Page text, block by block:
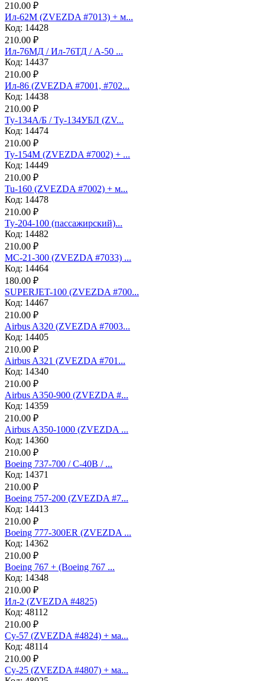
210.00 ₽
Ил-62М (ZVEZDA #7013) + м...
Код: 14428
210.00 ₽
Ил-76МД / Ил-76ТД / А-50 ...
Код: 14437
210.00 ₽
Ил-86 (ZVEZDA #7001, #702...
Код: 14438
210.00 ₽
Ту-134А/Б / Ту-134УБЛ (ZV...
Код: 14474
210.00 ₽
Ту-154М (ZVEZDA #7002) + ...
Код: 14449
210.00 ₽
Tu-160 (ZVEZDA #7002) + м...
Код: 14478
210.00 ₽
Ту-204-100 (пассажирский)...
Код: 14482
210.00 ₽
МС-21-300 (ZVEZDA #7033) ...
Код: 14464
180.00 ₽
SUPERJET-100 (ZVEZDA #700...
Код: 14467
210.00 ₽
Аirbus A320 (ZVEZDA #7003...
Код: 14405
210.00 ₽
Аirbus A321 (ZVEZDA #701...
Код: 14340
210.00 ₽
Airbus A350-900 (ZVEZDA #...
Код: 14359
210.00 ₽
Airbus A350-1000 (ZVEZDA ...
Код: 14360
210.00 ₽
Boeing 737-700 / C-40B / ...
Код: 14371
210.00 ₽
Boeing 757-200 (ZVEZDA #7...
Код: 14413
210.00 ₽
Boeing 777-300ER (ZVEZDA ...
Код: 14362
210.00 ₽
Boeing 767 + (Boeing 767 ...
Код: 14348
210.00 ₽
Ил-2 (ZVEZDA #4825)
Код: 48112
210.00 ₽
Су-57 (ZVEZDA #4824) + ма...
Код: 48114
210.00 ₽
Су-25 (ZVEZDA #4807) + ма...